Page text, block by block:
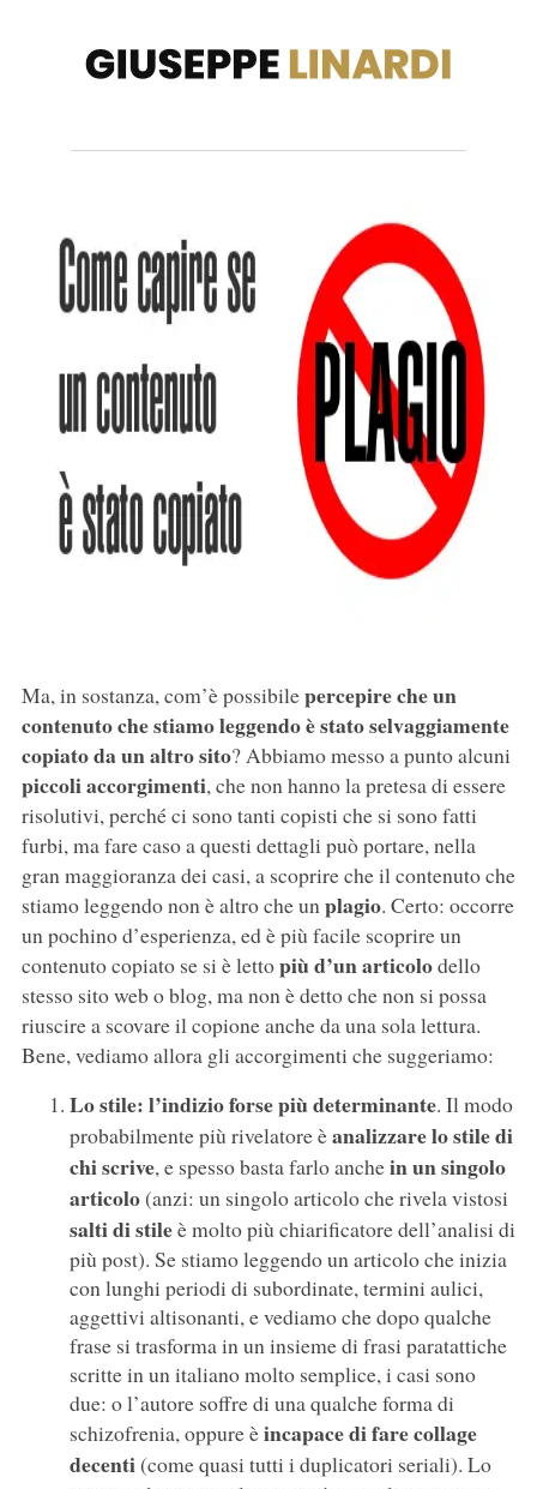
Ma, in sostanza, com’è possibilepercepire che un
contenuto che stiamo leggendo è stato selvaggiamente
copiato da un altro sito? Abbiamo messo a punto alcuni
piccoli accorgimenti, che non hanno la pretesa di essere
risolutivi, perché ci sono tanti copisti che si sono fatti
furbi, ma fare caso a questi dettagli può portare, nella
gran maggioranza dei casi, a scoprire che il contenuto che
stiamo leggendo non è altro che unplagio. Certo: occorre
un pochino d’esperienza, ed è più facile scoprire un
contenuto copiato se si è lettopiù d’un articolodello
stesso sito web o blog, ma non è detto che non si possa
riuscire a scovare il copione anche da una sola lettura.
Bene, vediamo allora gli accorgimenti che suggeriamo:
Lo stile: l’indizio forse più determinante. Il modo
probabilmente più rivelatore èanalizzare lo stile di
chi scrive, e spesso basta farlo anchein un singolo
articolo(anzi: un singolo articolo che rivela vistosi
salti di stileè molto più chiarificatore dell’analisi di
più post). Se stiamo leggendo un articolo che inizia
con lunghi periodi di subordinate, termini aulici,
aggettivi altisonanti, e vediamo che dopo qualche
frase si trasforma in un insieme di frasi paratattiche
scritte in un italiano molto semplice, i casi sono
due: o l’autore soffre di una qualche forma di
schizofrenia, oppure èincapace di fare collage
decenti(come quasi tutti i duplicatori seriali). Lo